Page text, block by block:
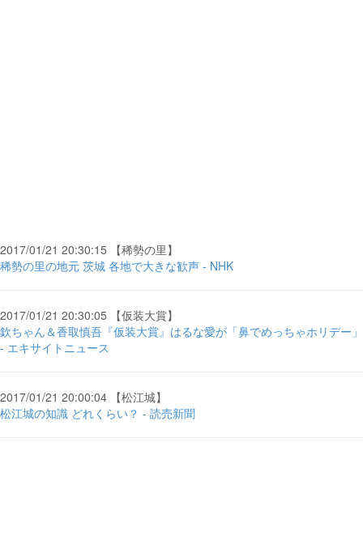
2017/01/21 20:30:15 【稀勢の里】
稀勢の里の地元 茨城 各地で大きな歓声 - NHK
2017/01/21 20:30:05 【仮装大賞】
欽ちゃん＆香取慎吾『仮装大賞』はるな愛が「鼻でめっちゃホリデー」
- エキサイトニュース
2017/01/21 20:00:04 【松江城】
松江城の知識 どれくらい？ - 読売新聞